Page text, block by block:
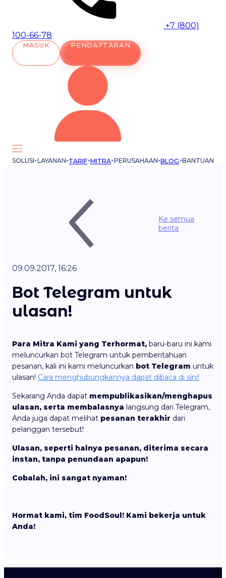
+7 (800)
100-66-78
MASUK PENDAFTARAN
SOLUSI LAYANAN TARIF MITRA PERUSAHAAN BLOG BANTUAN
Ke semua
berita
09.09.2017, 16:26
Bot Telegram untuk
ulasan!
Para Mitra Kami yang Terhormat, baru-baru ini kami
meluncurkan bot Telegram untuk pemberitahuan
pesanan, kali ini kami meluncurkan bot Telegram untuk
ulasan! Cara menghubungkannya dapat dibaca di sini!
Sekarang Anda dapat mempublikasikan/menghapus
ulasan, serta membalasnya langsung dari Telegram,
Anda juga dapat melihat pesanan terakhir dari
pelanggan tersebut!
Ulasan, seperti halnya pesanan, diterima secara
instan, tanpa penundaan apapun!
Cobalah, ini sangat nyaman!
Hormat kami, tim FoodSoul! Kami bekerja untuk
Anda!